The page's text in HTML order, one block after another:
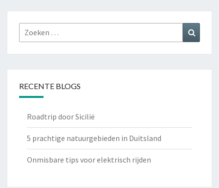
Zoeken
naar:
RECENTE BLOGS
Roadtrip door Sicilië
5 prachtige natuurgebieden in Duitsland
Onmisbare tips voor elektrisch rijden